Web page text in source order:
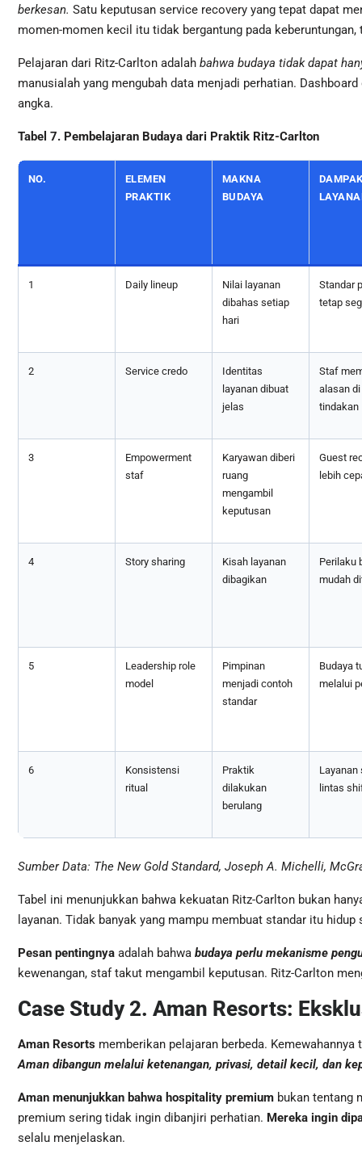
berkesan. Satu keputusan service recovery yang tepat dapat
momen-momen kecil itu tidak bergantung pada
Pelajaran dari Ritz-Carlton adalah bahwa budaya tidak dapat
manusialah yang mengubah data menjadi perhatian.
angka.
Tabel 7. Pembelajaran Budaya dari Praktik Ritz-Carlton
NO.
ELEMEN
PRAKTIK
MAKNA
BUDAYA
1 Daily lineup
Nilai layanan
dibahas setiap
hari
Standar
tetap
2 Service credo
Identitas
layanan dibuat
jelas
Staf
alasan
tindakan
3
Empowerment
staf
Karyawan diberi
ruang
mengambil
keputusan
Guest
lebih
4 Story sharing
Kisah layanan
dibagikan
Perilaku
mudah
5
Leadership role
model
Pimpinan
menjadi contoh
standar
Budaya
melalui
6
Konsistensi
ritual
Praktik
dilakukan
berulang
Layanan
lintas
Sumber Data: The New Gold Standard, Joseph A. Michelli,
Tabel ini menunjukkan bahwa kekuatan Ritz-Carlton bukan
layanan. Tidak banyak yang mampu membuat standar itu hidup
Pesan pentingnyaadalah bahwa budaya perlu mekanisme
kewenangan, staf takut mengambil keputusan. Ritz-Carlton
Case Study 2. Aman Resorts:
Aman Resortsmemberikan pelajaran berbeda.
Aman dibangun melalui ketenangan, privasi, detail kecil, dan
Aman menunjukkan bahwa hospitality premiumbukan tentang
premium sering tidak ingin dibanjiri perhatian. Mereka ingin
selalu menjelaskan.